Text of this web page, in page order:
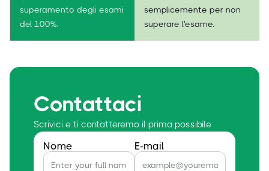
superamento degli esami
del 100%.
semplicemente per non
superare l'esame.
Contattaci
Scrivici e ti contatteremo il prima possibile
Nome E-mail